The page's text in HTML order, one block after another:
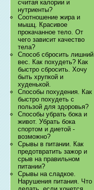
считая калории и
нутриенты?
Соотношение жира и
мышц. Красивое
прокачанное тело. От
чего зависит качество
тела?
Способ сбросить лишний
вес. Как похудеть? Как
быстро сбросить. Хочу
быть хрупкой и
худенькой.
Способы похудения. Как
быстро похудеть с
пользой для здоровья?
Способы убрать бока и
живот. Убрать бока
спортом и диетой -
возможно?
Срывы в питании. Как
предотвратить зажор и
срыв на правильном
питании?
Срывы на сладкое.
Нарушения питания. Что